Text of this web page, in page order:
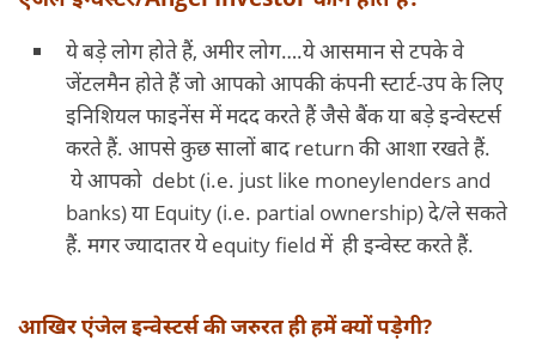
ये बड़े लोग होते हैं, अमीर लोग….ये आसमान से टपके वे
जेंटलमैन होते हैं जो आपको आपकी कंपनी स्टार्ट-उप के लिए
इनिशियल फाइनेंस में मदद करते हैं जैसे बैंक या बड़े इन्वेस्टर्स
करते हैं. आपसे कुछ सालों बाद return की आशा रखते हैं.
ये आपको debt (i.e. just like moneylenders and
banks) या Equity (i.e. partial ownership) दे/ले सकते
हैं. मगर ज्यादातर ये equity field में ही इन्वेस्ट करते हैं.
आखिर एंजेल इन्वेस्टर्स की जरुरत ही हमें क्यों पड़ेगी?